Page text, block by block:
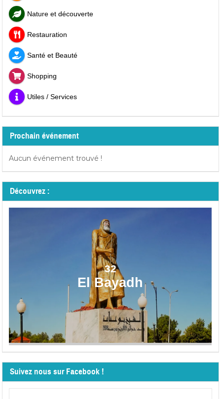
Nature et découverte
Restauration
Santé et Beauté
Shopping
Utiles / Services
Prochain événement
Aucun événement trouvé !
Découvrez :
32
El Bayadh
Suivez nous sur Facebook !